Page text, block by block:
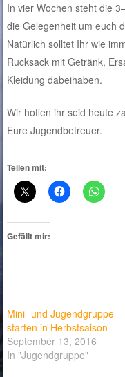
In vier Wochen steht die
die Gelegenheit um euch
Natürlich solltet Ihr wie
Rucksack mit Getränk,
Kleidung dabeihaben.
Wir hoffen ihr seid heute
Eure Jugendbetreuer.
Teilen mit:
Gefällt mir:
Mini- und Jugendgruppe
starten in Herbstsaison
September 13, 2016
In "Jugendgruppe"